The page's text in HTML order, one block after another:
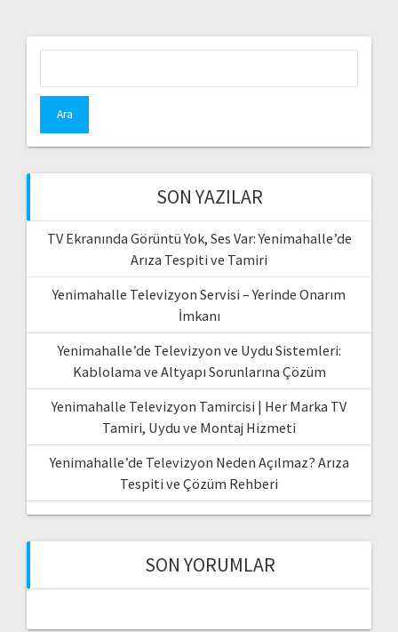
SON YAZILAR
TV Ekranında Görüntü Yok, Ses Var: Yenimahalle’de
Arıza Tespiti ve Tamiri
Yenimahalle Televizyon Servisi – Yerinde Onarım
İmkanı
Yenimahalle’de Televizyon ve Uydu Sistemleri:
Kablolama ve Altyapı Sorunlarına Çözüm
Yenimahalle Televizyon Tamircisi | Her Marka TV
Tamiri, Uydu ve Montaj Hizmeti
Yenimahalle’de Televizyon Neden Açılmaz? Arıza
Tespiti ve Çözüm Rehberi
SON YORUMLAR